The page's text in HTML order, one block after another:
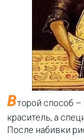
Второй способ –
краситель, а
После набивки